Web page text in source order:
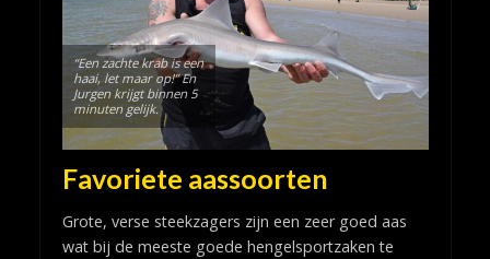
“Een zachte krab is een
haai, let maar op!” En
Jurgen krijgt binnen 5
minuten gelijk.
Favoriete aassoorten
Grote, verse steekzagers zijn een zeer goed aas
wat bij de meeste goede hengelsportzaken te